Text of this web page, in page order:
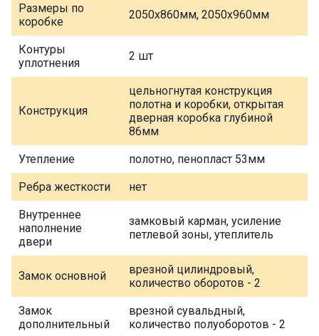
Размеры по
коробке
2050х860мм, 2050х960мм
Контуры
уплотнения
2 шт
Конструкция
цельногнутая конструкция
полотна и коробки, открытая
дверная коробка глубиной
86мм
Утепление полотно, пенопласт 53мм
Ребра жесткости нет
Внутреннее
наполнение
двери
замковый карман, усиление
петлевой зоны, утеплитель
Замок основной
врезной цилиндровый,
количество оборотов - 2
Замок
дополнительный
врезной сувальдный,
количество полуоборотов - 2